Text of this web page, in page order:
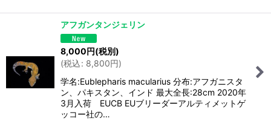
アフガンタンジェリン
8,000円(税別)
(税込: 8,800円)
学名:Eublepharis macularius 分布:アフガニスタ
ン、パキスタン、インド 最大全長:28cm 2020年
3月入荷 EUCB EUブリーダーアルティメットゲ
ッコー社の…